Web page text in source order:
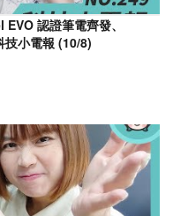
認證筆電齊發、
小電報 (10/8)